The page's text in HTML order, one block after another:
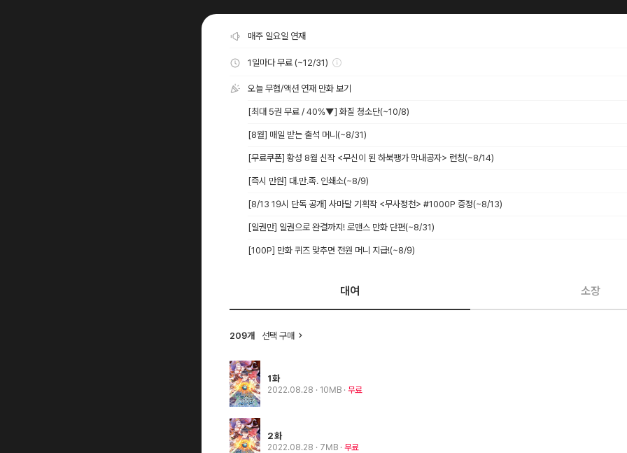
매주 일요일 연재
1일마다 무료 (~12/31)
오늘 무협/액션 연재 만화 보기
[최대 5권 무료 / 40%▼] 화질 청소단(~10/8)
[8월] 매일 받는 출석 머니 (~8/31)
[무료쿠폰] 황성 8월 신작 <무신이 된 하북팽가 막내공자> 런칭(~8/14)
[즉시 만원] 대.만.족. 인쇄소(~8/9)
[8/13 19시 단독 공개] 사마달 기획작 <무사정천> #1000P 증정(~8/13)
[일권만] 일권으로 완결까지! 로맨스 만화 단편(~8/31)
[100P] 만화 퀴즈 맞추면 전원 머니 지급!(~8/9)
대여 소장
209개 선택 구매
1화
2022.08.28 · 10MB 무료
2화
2022.08.28 · 7MB 무료